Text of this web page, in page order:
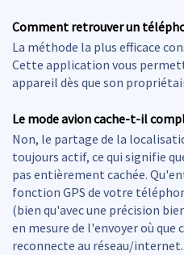
Comment retrouver un
La méthode la plus efficace
Cette application vous
appareil dès que son
Le mode avion cache-t-il
Non, le partage de la
toujours actif, ce qui signifie
pas entièrement cachée.
fonction GPS de votre
(bien qu'avec une précision
en mesure de l'envoyer où que
reconnecte au réseau/internet.